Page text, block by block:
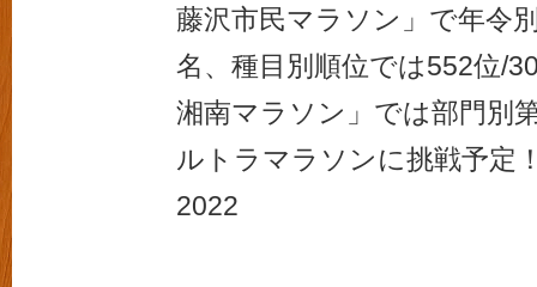
藤沢市民マラソン」で年令
名、種目別順位では552位/
湘南マラソン」では部門別
ルトラマラソンに挑戦予定
2022